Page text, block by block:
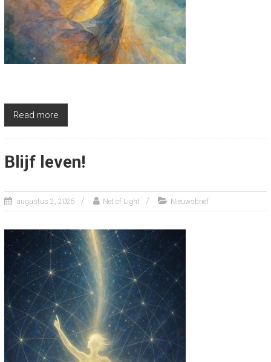
Read more
Blijf leven!
augustus 2, 2025 Net of Light Nieuwsbrief